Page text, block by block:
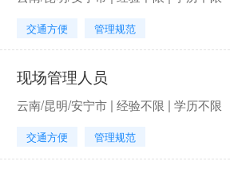
交通方便 管理规范
现场管理人员
云南/昆明/安宁市 | 经验不限 | 学历不限
交通方便 管理规范